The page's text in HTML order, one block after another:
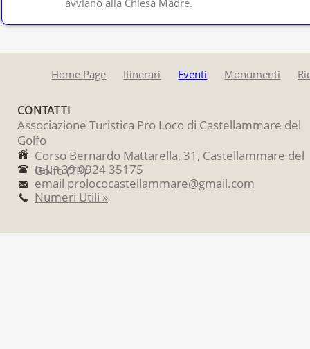
avviano alla Chiesa Madre.
Home Page Itinerari Eventi Monumenti
CONTATTI
Associazione Turistica Pro Loco di Castellammare del
Golfo
Corso Bernardo Mattarella, 31, Castellammare del
Golfo (TP)
tel. +39 0924 35175
email prolococastellammare@gmail.com
Numeri Utili »